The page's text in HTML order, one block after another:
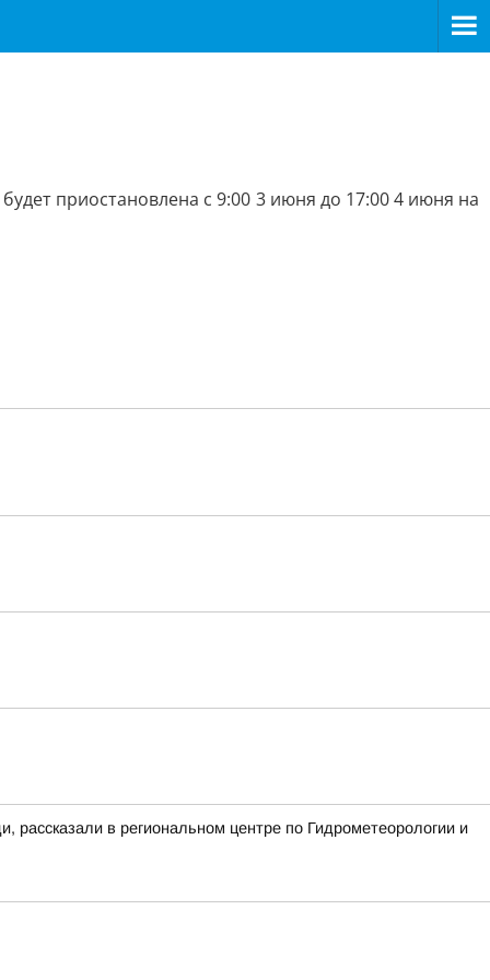
приостановлена с 9:00 3 июня до 17:00 4 июня на
рассказали в региональном центре по Гидрометеорологии и